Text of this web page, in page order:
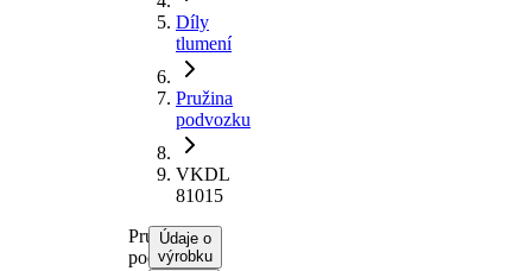
Díly
tlumení
Pružina
podvozku
VKDL
81015
Pružina
podvozku
Údaje o
výrobku